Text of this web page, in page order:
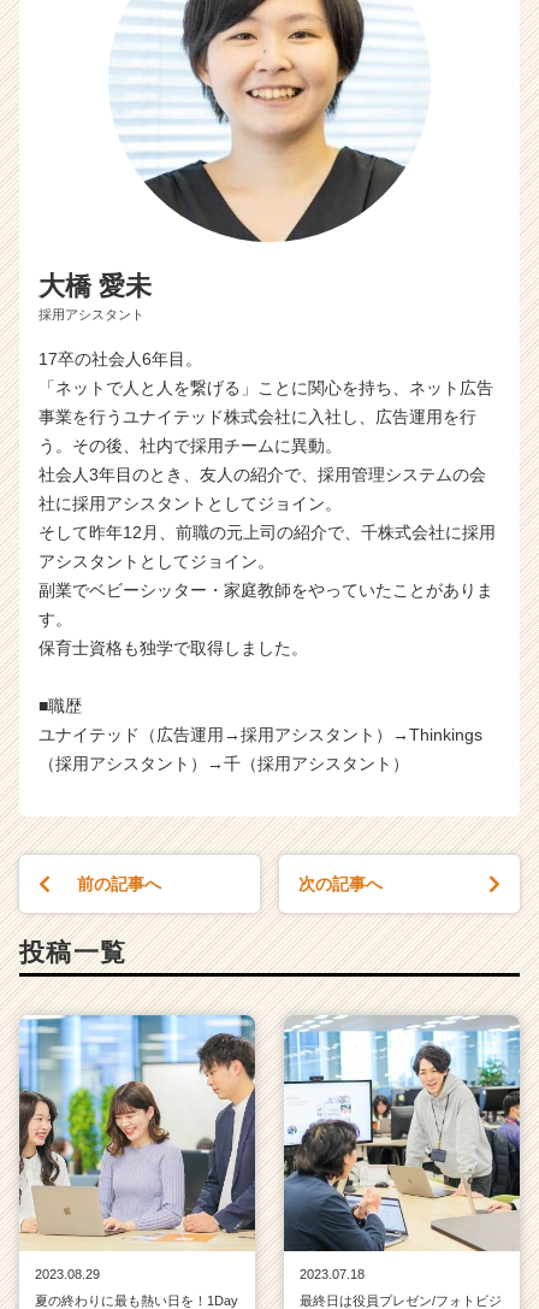
大橋 愛未
採用アシスタント
17卒の社会人6年目。
「ネットで人と人を繋げる」ことに関心を持ち、ネット広告
事業を行うユナイテッド株式会社に入社し、広告運用を行
う。その後、社内で採用チームに異動。
社会人3年目のとき、友人の紹介で、採用管理システムの会
社に採用アシスタントとしてジョイン。
そして昨年12月、前職の元上司の紹介で、千株式会社に採用
アシスタントとしてジョイン。
副業でベビーシッター・家庭教師をやっていたことがありま
す。
保育士資格も独学で取得しました。
■職歴
ユナイテッド（広告運用→採用アシスタント）→Thinkings
（採用アシスタント）→千（採用アシスタント）
前の記事へ 次の記事へ
投稿一覧
2023.08.29
夏の終わりに最も熱い日を！1Day
2023.07.18
最終日は役員プレゼン/フォトビジ